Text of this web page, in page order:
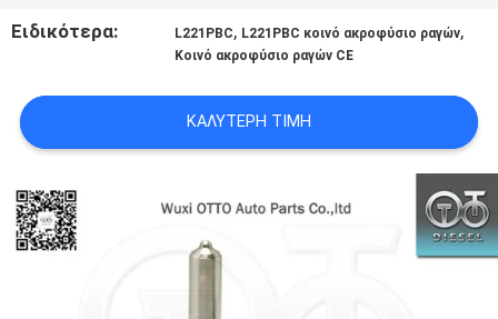
ΕΙΔΉΣΕΙΣ
ΥΠΟΘΈΣΕΙΣ
SITEMAP
PRIVACY
Ειδικότερα: L221PBC, L221PBC κοινό ακροφύσιο ραγών,
Κοινό ακροφύσιο ραγών CE
ΚΑΛΎΤΕΡΗ ΤΙΜΉ